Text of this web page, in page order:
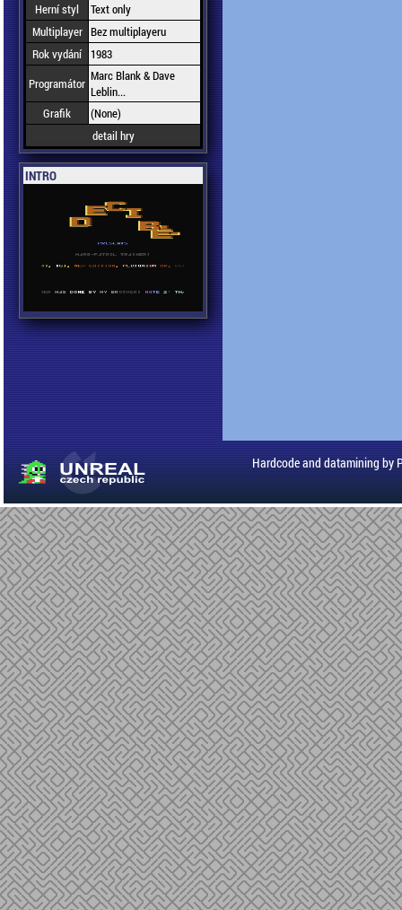
Herní styl
Text only
Multiplayer Bez multiplayeru
Rok vydání
1983
Programátor Marc Blank & Dave
Leblin...
Grafik
(None)
detail hry
INTRO
Hardcode and datamining by